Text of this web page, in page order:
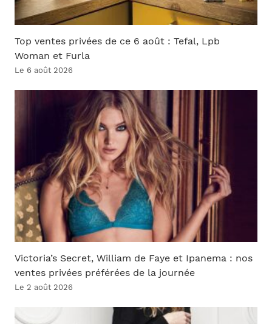
Top ventes privées de ce 6 août : Tefal, Lpb
Woman et Furla
Le 6 août 2026
Victoria’s Secret, William de Faye et Ipanema : nos
ventes privées préférées de la journée
Le 2 août 2026